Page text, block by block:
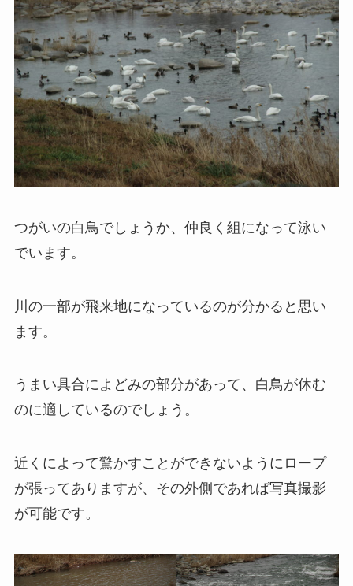
つがいの白鳥でしょうか、仲良く組になって泳い
でいます。
川の一部が飛来地になっているのが分かると思い
ます。
うまい具合によどみの部分があって、白鳥が休む
のに適しているのでしょう。
近くによって驚かすことができないようにロープ
が張ってありますが、その外側であれば写真撮影
が可能です。